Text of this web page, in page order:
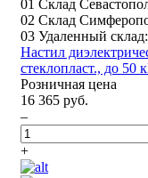
01 Склад
02 Склад
03 Удаленный склад:
Настил
стеклопласт., до
Розничная цена
16 365 руб.
–
+